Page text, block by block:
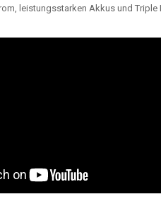
leistungsstarken Akkus und